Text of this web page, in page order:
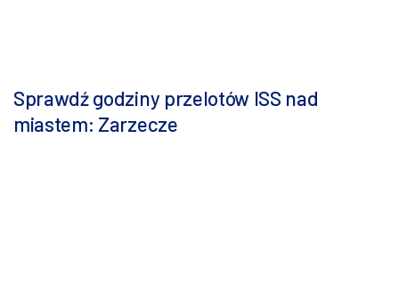
Sprawdź godziny przelotów ISS nad
miastem: Zarzecze